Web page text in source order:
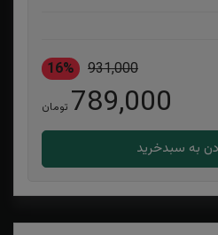
931,000
16%
789,000 تومان